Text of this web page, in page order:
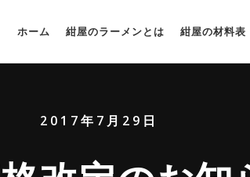
ホーム 紺屋のラーメンとは 紺屋の材料表
2017年7月29日